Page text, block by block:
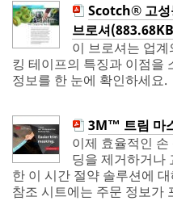
Scotch® 고성
브로셔
이 브로셔는 업
킹 테이프의 특징과 이점을
정보를 한 눈에 확인하세요.
3M™ 트림 마
이제 효율적인
딩을 제거하거나
한 이 시간 절약 솔루션에
참조 시트에는 주문 정보가